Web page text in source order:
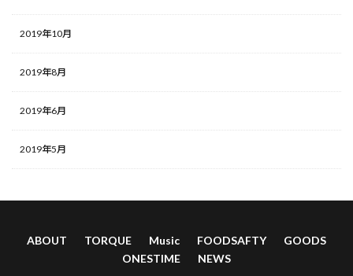
2019年10月
2019年8月
2019年6月
2019年5月
ABOUT TORQUE Music FOODSAFTY
GOODS
ONESTIME
NEWS